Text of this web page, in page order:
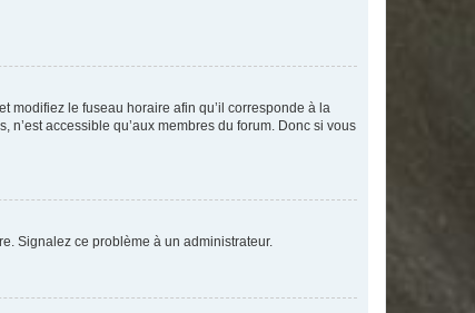
modifiez le fuseau horaire afin qu’il corresponde à la
accessible qu’aux membres du forum. Donc si vous
Signalez ce problème à un administrateur.